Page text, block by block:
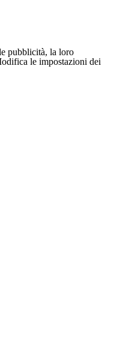
pubblicità, la loro
le impostazioni dei